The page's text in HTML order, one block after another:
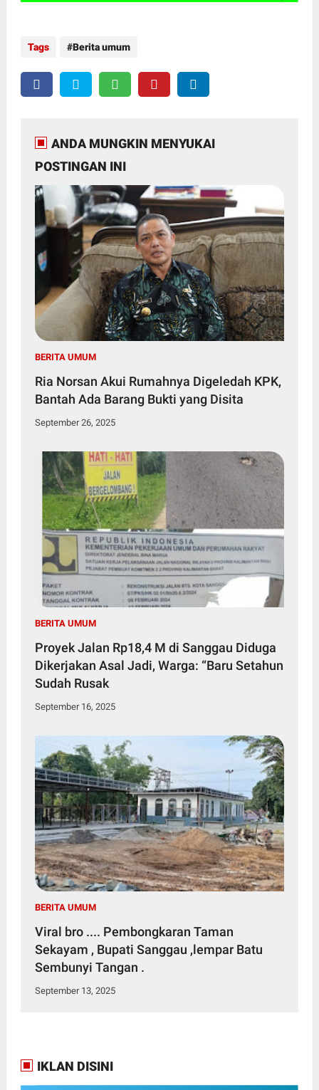
Tags Berita umum
ANDA MUNGKIN MENYUKAI
POSTINGAN INI
BERITA UMUM
Ria Norsan Akui Rumahnya Digeledah KPK,
Bantah Ada Barang Bukti yang Disita
September 26, 2025
BERITA UMUM
Proyek Jalan Rp18,4 M di Sanggau Diduga
Dikerjakan Asal Jadi, Warga: “Baru Setahun
Sudah Rusak
September 16, 2025
BERITA UMUM
Viral bro .... Pembongkaran Taman
Sekayam , Bupati Sanggau ,lempar Batu
Sembunyi Tangan .
September 13, 2025
IKLAN DISINI